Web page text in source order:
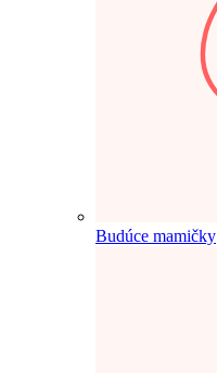
Budúce mamičky